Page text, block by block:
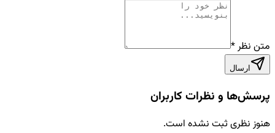
متن نظر*
ارسال
پرسش‌ها و نظرات کاربران
هنوز نظری ثبت نشده است.